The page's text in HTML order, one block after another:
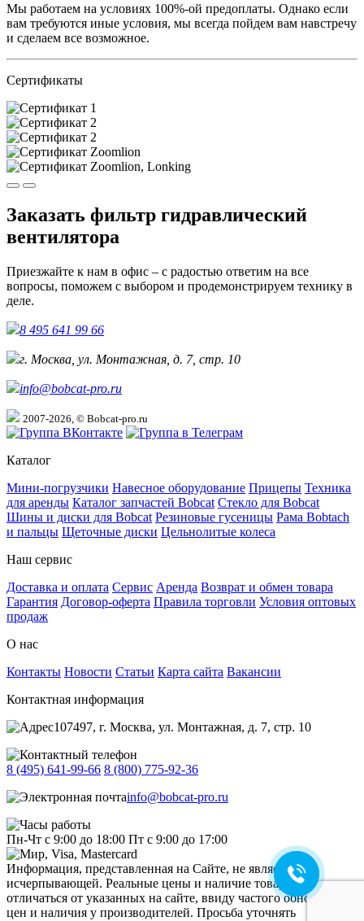
Мы работаем на условиях 100%-ой предоплаты. Однако если
вам требуются иные условия, мы всегда пойдем вам навстречу
и сделаем все возможное.
Сертификаты
Заказать фильтр гидравлический
вентилятора
Приезжайте к нам в офис – с радостью ответим на все
вопросы, поможем с выбором и продемонстрируем технику в
деле.
8 495 641 99 66
г. Москва, ул. Монтажная, д. 7, стр. 10
info@bobcat-pro.ru
2007-2026, © Bobcat-pro.ru
Каталог
Мини-погрузчики Навесное оборудование Прицепы Техника
для аренды Каталог запчастей Bobcat Стекло для Bobcat
Шины и диски для Bobcat Резиновые гусеницы Рама Bobtach
и пальцы Щеточные диски Цельнолитые колеса
Наш сервис
Доставка и оплата Сервис Аренда Возврат и обмен товара
Гарантия Договор-оферта Правила торговли Условия оптовых
продаж
О нас
Контакты Новости Статьи Карта сайта Вакансии
Контактная информация
107497, г. Москва, ул. Монтажная, д. 7, стр. 10
8 (495) 641-99-66 8 (800) 775-92-36
info@bobcat-pro.ru
Пн-Чт с 9:00 до 18:00 Пт с 9:00 до 17:00
Информация, представленная на Сайте, не является
исчерпывающей. Реальные цены и наличие товара могут
отличаться от указанных на сайте, ввиду частого обновления
цен и наличия у производителей. Просьба уточнять